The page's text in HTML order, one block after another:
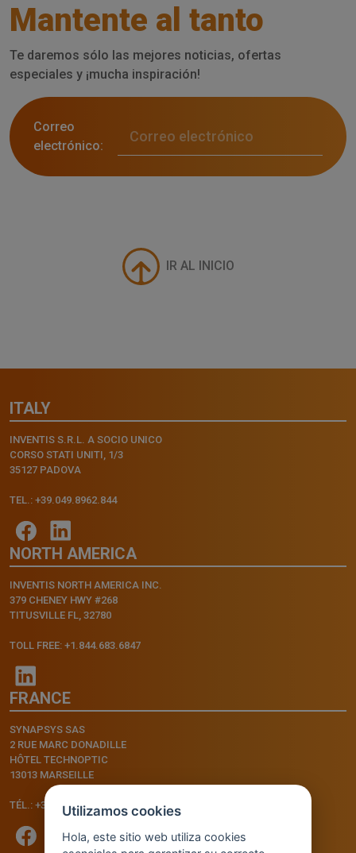
Mantente al tanto
Te daremos sólo las mejores noticias, ofertas
especiales y ¡mucha inspiración!
Correo
electrónico:
IR AL INICIO
ITALY
INVENTIS S.R.L. A SOCIO UNICO
CORSO STATI UNITI, 1/3
35127 PADOVA
TEL.: +39.049.8962.844
NORTH AMERICA
INVENTIS NORTH AMERICA INC.
379 CHENEY HWY #268
TITUSVILLE FL, 32780
TOLL FREE: +1.844.683.6847
FRANCE
SYNAPSYS SAS
2 RUE MARC DONADILLE
HÔTEL TECHNOPTIC
13013 MARSEILLE
TÉL.: +33.4.91.11.75.75Utilizamos cookies
Hola, este sitio web utiliza cookies